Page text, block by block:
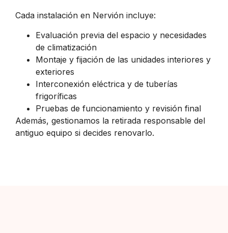
Cada instalación en Nervión incluye:
Evaluación previa del espacio y necesidades
de climatización
Montaje y fijación de las unidades interiores y
exteriores
Interconexión eléctrica y de tuberías
frigoríficas
Pruebas de funcionamiento y revisión final
Además, gestionamos la retirada responsable del
antiguo equipo si decides renovarlo.